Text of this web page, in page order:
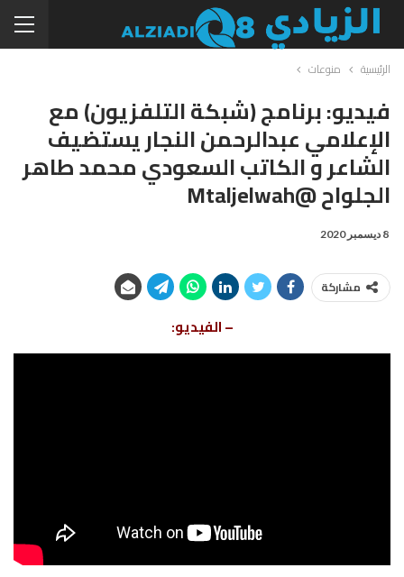
الرئيسية منوعات
فيديو: برنامج (شبكة التلفزيون) مع
الإعلامي عبدالرحمن النجار يستضيف
الشاعر و الكاتب السعودي محمد طاهر
الجلواح @mtaljelwah
8 ديسمبر 2020
مشاركة
– الفيديو: